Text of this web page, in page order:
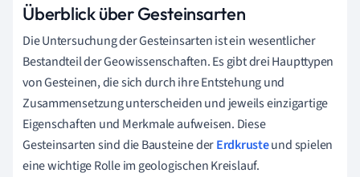
Überblick über Gesteinsarten
Die Untersuchung der Gesteinsarten ist ein wesentlicher
Bestandteil der Geowissenschaften. Es gibt drei Haupttypen
von Gesteinen, die sich durch ihre Entstehung und
Zusammensetzung unterscheiden und jeweils einzigartige
Eigenschaften und Merkmale aufweisen. Diese
Gesteinsarten sind die Bausteine derErdkrusteund spielen
eine wichtige Rolle im geologischen Kreislauf.